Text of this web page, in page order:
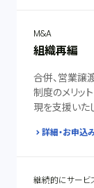
M&A
組織再編
合併、営業譲
制度のメリッ
現を支援いた
詳細・お申込
継続的にサービ